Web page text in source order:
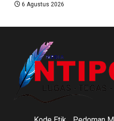
6 Agustus 2026